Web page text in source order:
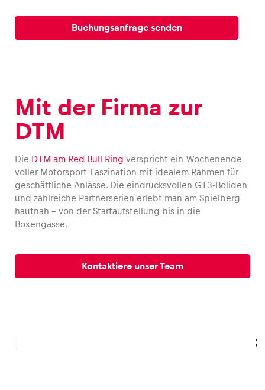
Erlebnisse
Alle anzeigen
Seiten
Alle anzeigen
Fahrzeug
Buchungsanfrage senden
Mit der Firma zur
DTM
Die DTM am Red Bull Ring verspricht ein Wochenende
voller Motorsport-Faszination mit idealem Rahmen für
geschäftliche Anlässe. Die eindrucksvollen GT3-Boliden
und zahlreiche Partnerserien erlebt man am Spielberg
hautnah – von der Startaufstellung bis in die
Boxengasse.
Kontaktiere unser Team